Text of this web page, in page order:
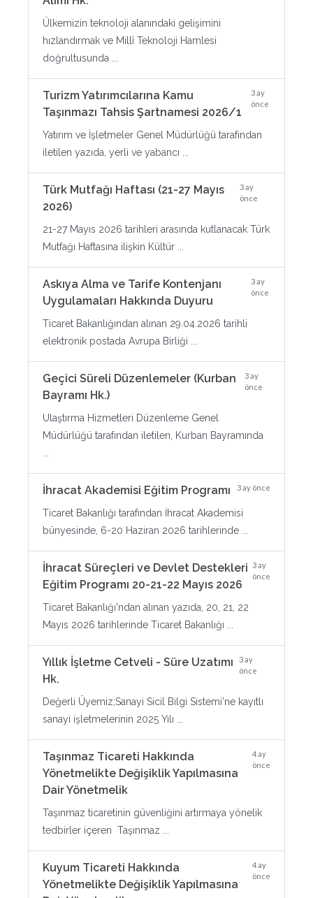
Ülkemizin teknoloji alanındaki gelişimini
hızlandırmak ve Millî Teknoloji Hamlesi
doğrultusunda ...
Turizm Yatırımcılarına Kamu
Taşınmazı Tahsis Şartnamesi 2026/1
3 ay
önce
Yatırım ve İşletmeler Genel Müdürlüğü tarafından
iletilen yazıda, yerli ve yabancı ...
Türk Mutfağı Haftası (21-27 Mayıs
2026)
3 ay
önce
21-27 Mayıs 2026 tarihleri arasında kutlanacak Türk
Mutfağı Haftasına ilişkin Kültür ...
Askıya Alma ve Tarife Kontenjanı
Uygulamaları Hakkında Duyuru
3 ay
önce
Ticaret Bakanlığından alınan 29.04.2026 tarihli
elektronik postada Avrupa Birliği ...
Geçici Süreli Düzenlemeler (Kurban
Bayramı Hk.)
3 ay
önce
Ulaştırma Hizmetleri Düzenleme Genel
Müdürlüğü tarafından iletilen, Kurban Bayramında
İhracat Akademisi Eğitim Programı 3 ay önce
Ticaret Bakanlığı tarafından İhracat Akademisi
bünyesinde, 6-20 Haziran 2026 tarihlerinde ...
İhracat Süreçleri ve Devlet Destekleri
Eğitim Programı 20-21-22 Mayıs 2026
3 ay
önce
Ticaret Bakanlığı'ndan alınan yazıda, 20, 21, 22
Mayıs 2026 tarihlerinde Ticaret Bakanlığı ...
Yıllık İşletme Cetveli - Süre Uzatımı
Hk.
3 ay
önce
Değerli Üyemiz;Sanayi Sicil Bilgi Sistemi'ne kayıtlı
sanayi işletmelerinin 2025 Yılı ...
Taşınmaz Ticareti Hakkında
Yönetmelikte Değişiklik Yapılmasına
Dair Yönetmelik
4 ay
önce
Taşınmaz ticaretinin güvenliğini artırmaya yönelik
tedbirler içeren Taşınmaz ...
Kuyum Ticareti Hakkında
Yönetmelikte Değişiklik Yapılmasına
4 ay
önce